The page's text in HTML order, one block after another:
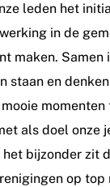
leden het
in de
maken.
staan en
als doel onze
bijzonder zit
op